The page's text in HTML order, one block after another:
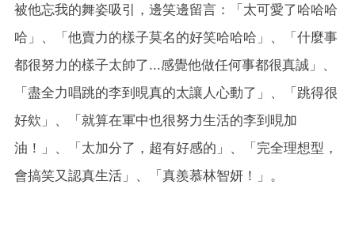
被他忘我的舞姿吸引，邊笑邊留言：「太可愛了哈哈哈
哈」、「他賣力的樣子莫名的好笑哈哈哈」、「什麼事
都很努力的樣子太帥了...感覺他做任何事都很真誠」、
「盡全力唱跳的李到晛真的太讓人心動了」、「跳得很
好欸」、「就算在軍中也很努力生活的李到晛加
油！」、「太加分了，超有好感的」、「完全理想型，
會搞笑又認真生活」、「真羨慕林智妍！」。